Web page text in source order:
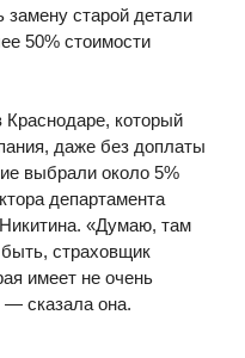
замену старой детали
50% стоимости
Краснодаре, который
даже без доплаты
выбрали около 5%
департамента
«Думаю, там
страховщик
имеет не очень
— сказала она.